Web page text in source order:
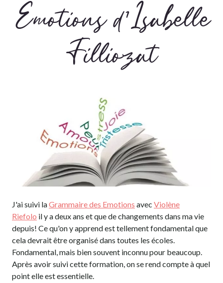
Emotions d'Isabelle
Filliozat
J'ai suivi laGrammaire des Emotions avec Violène
Riefolo il y a deux ans et que de changements dans ma vie
depuis! Ce qu'on y apprend est tellement fondamental que
cela devrait être organisé dans toutes les écoles.
Fondamental, mais bien souvent inconnu pour beaucoup.
Après avoir suivi cette formation, on se rend compte à quel
point elle est essentielle.